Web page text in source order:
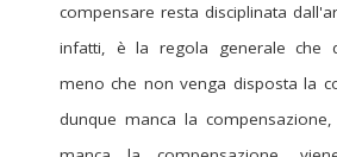
compensare resta disciplinata
infatti, è la regola generale che
meno che non venga disposta la
dunque manca la